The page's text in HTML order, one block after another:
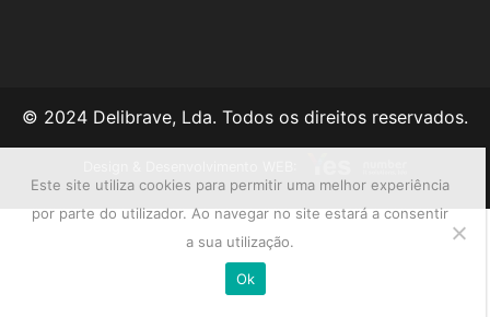
© 2024 Delibrave, Lda. Todos os direitos reservados.
Este site utiliza cookies para permitir uma melhor experiência
por parte do utilizador. Ao navegar no site estará a consentir
a sua utilização.
Ok